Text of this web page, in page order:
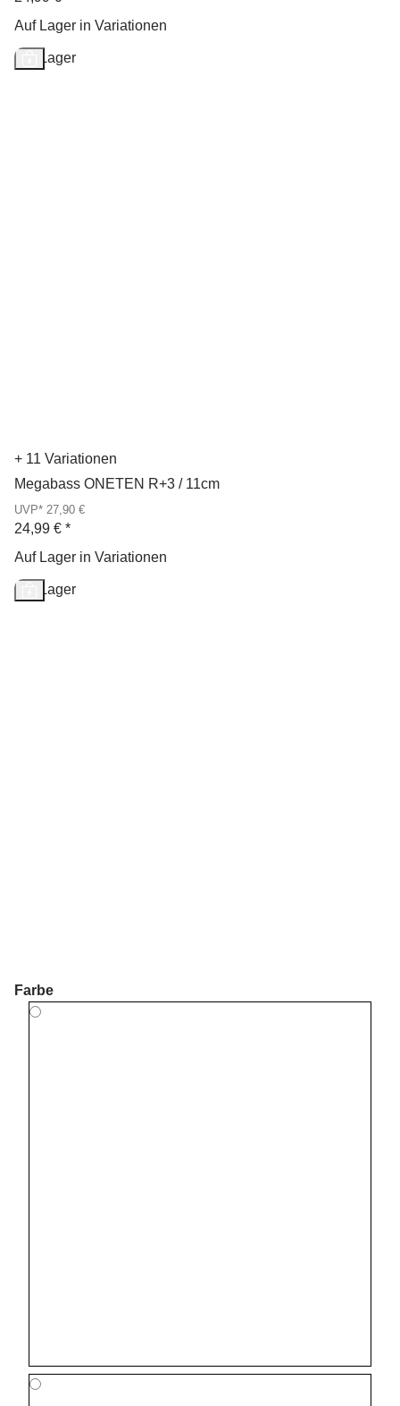
Auf Lager in Variationen
Auf Lager
+ 11 Variationen
Megabass ONETEN R+3 / 11cm
UVP* 27,90 €
24,99 € *
Auf Lager in Variationen
Auf Lager
Farbe